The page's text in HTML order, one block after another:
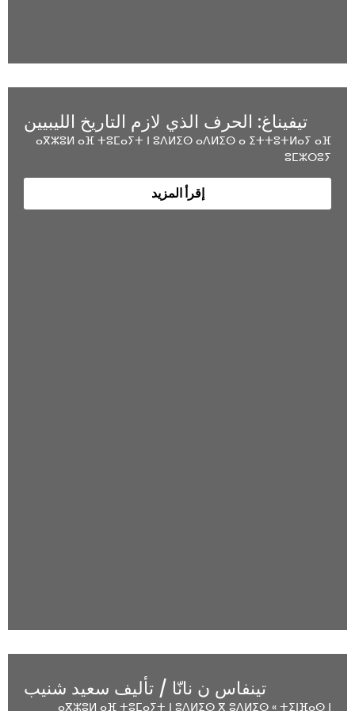
تيفيناغ: الحرف الذي لازم التاريخ الليبيين
ⴰⴳⵣⵓⵍ ⴰⴼ ⵜⵓⵎⴰⵢⵜ ⵏ ⵓⴷⵍⵉⵙ ⴰⴷⵍⵉⵙ ⴰ ⵉⵜⵜⵓⵜⵍⴰⵢ ⴰⴼ
ⵓⵎⵣⵔⵓⵢ
إقرأ المزيد
تينفاس ن نانّا / تأليف سعيد شنيب
ⴰⴳⵣⵓⵍ ⴰⴼ ⵜⵓⵎⴰⵢⵜ ⵏ ⵓⴷⵍⵉⵙ ⴳ ⵓⴷⵍⵉⵙ « ⵜⵉⵏⴼⴰⵙ ⵏ